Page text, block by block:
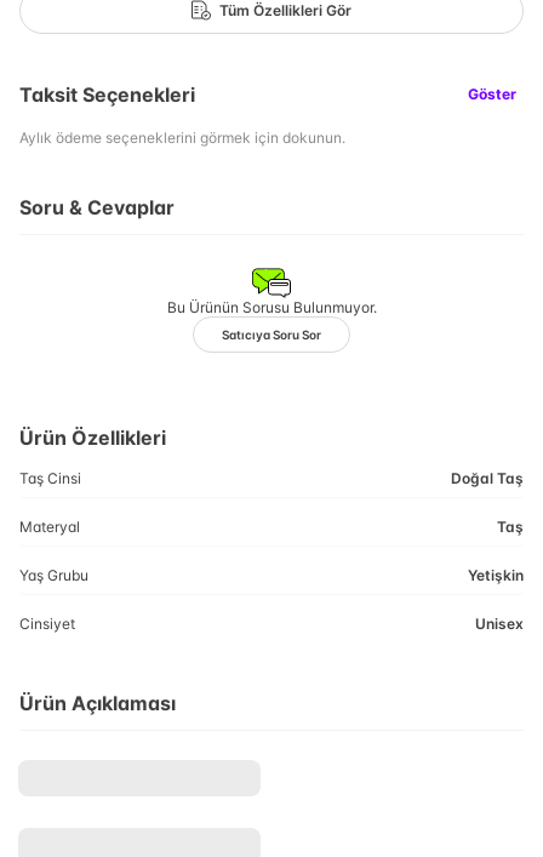
Tüm Özellikleri Gör
Taksit Seçenekleri Göster
Aylık ödeme seçeneklerini görmek için dokunun.
Soru & Cevaplar
Bu Ürünün Sorusu Bulunmuyor.
Satıcıya Soru Sor
Ürün Özellikleri
Taş Cinsi Doğal Taş
Materyal Taş
Yaş Grubu Yetişkin
Cinsiyet Unisex
Ürün Açıklaması